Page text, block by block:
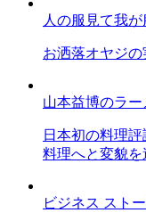
人の服見て我
お洒落オヤジ
山本益博のラー
日本初の料理
料理へと変貌
ビジネス スト